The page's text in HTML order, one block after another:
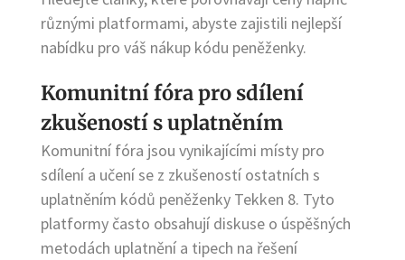
různými platformami, abyste zajistili nejlepší
nabídku pro váš nákup kódu peněženky.
Komunitní fóra pro sdílení
zkušeností s uplatněním
Komunitní fóra jsou vynikajícími místy pro
sdílení a učení se z zkušeností ostatních s
uplatněním kódů peněženky Tekken 8. Tyto
platformy často obsahují diskuse o úspěšných
metodách uplatnění a tipech na řešení